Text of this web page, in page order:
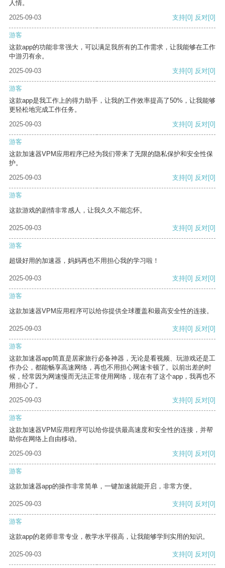
人情。
2025-09-03
支持[0] 反对[0]
游客
这款app的功能非常强大，可以满足我所有的工作需求，让我能够在工作
中游刃有余。
2025-09-03
支持[0] 反对[0]
游客
这款app是我工作上的得力助手，让我的工作效率提高了50%，让我能够
更轻松地完成工作任务。
2025-09-03
支持[0] 反对[0]
游客
这款加速器VPM应用程序已经为我们带来了无限的隐私保护和安全性保
护。
2025-09-03
支持[0] 反对[0]
游客
这款游戏的剧情非常感人，让我久久不能忘怀。
2025-09-03 支持[0] 反对[0]
游客
超级好用的加速器，妈妈再也不用担心我的学习啦！
2025-09-03 支持[0] 反对[0]
游客
这款加速器VPM应用程序可以给你提供全球覆盖和最高安全性的连接。
2025-09-03 支持[0] 反对[0]
游客
这款加速器app简直是居家旅行必备神器，无论是看视频、玩游戏还是工
作办公，都能畅享高速网络，再也不用担心网速卡顿了。以前出差的时
候，经常因为网速慢而无法正常使用网络，现在有了这个app，我再也不
用担心了。
2025-09-03
支持[0] 反对[0]
游客
这款加速器VPM应用程序可以给你提供最高速度和安全性的连接，并帮
助你在网络上自由移动。
2025-09-03
支持[0] 反对[0]
游客
这款加速器app的操作非常简单，一键加速就能开启，非常方便。
2025-09-03 支持[0] 反对[0]
游客
这款app的老师非常专业，教学水平很高，让我能够学到实用的知识。
2025-09-03 支持[0] 反对[0]